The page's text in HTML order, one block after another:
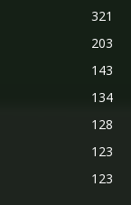
321
203
143
134
128
123
123